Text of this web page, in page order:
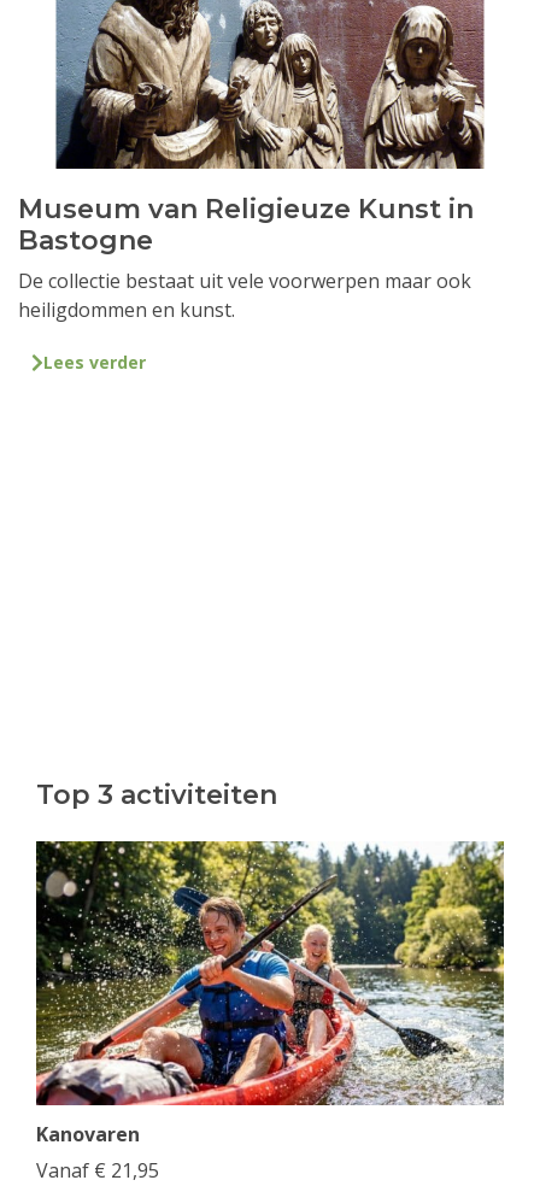
Museum van Religieuze Kunst in
Bastogne
De collectie bestaat uit vele voorwerpen maar ook
heiligdommen en kunst.
Lees verder
Top 3 activiteiten
Kanovaren
Vanaf € 21,95